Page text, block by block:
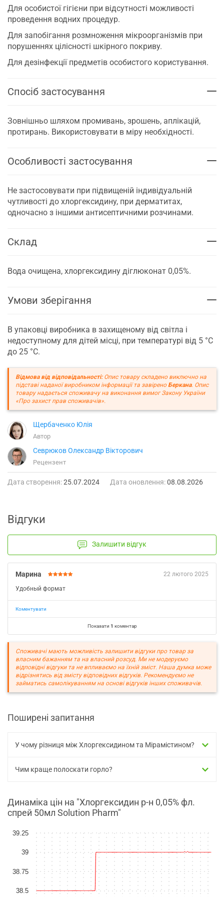
Для особистої гігієни при відсутності можливості
проведення водних процедур.
Для запобігання розмноження мікроорганізмів при
порушеннях цілісності шкірного покриву.
Для дезінфекції предметів особистого користування.
Спосіб застосування
Зовнішньо шляхом промивань, зрошень, аплікацій,
протирань. Використовувати в міру необхідності.
Особливості застосування
Не застосовувати при підвищеній індивідуальній
чутливості до хлоргексидину, при дерматитах,
одночасно з іншими антисептичними розчинами.
Склад
Вода очищена, хлоргексидину діглюконат 0,05%.
Умови зберігання
В упаковці виробника в захищеному від світла і
недоступному для дітей місці, при температурі від 5 °С
до 25 °С.
Відмова від відповідальності:Опис товару складено виключно на
підставі наданої виробником інформації та завірено Беркана. Опис
товару надається споживачу на виконання вимог Закону України
«Про захист прав споживачів».
Щербаченко Юлія
Автор
Севрюков Олександр Вікторович
Рецензент
Дата створення:25.07.2024 Дата оновлення:08.08.2026
Відгуки
Залишити відгук
22 лютого 2025
Марина
Удобный формат
Коментувати
Показати 1 коментар
Споживачі мають можливість залишити відгуки про товар за
власним бажанням та на власний розсуд. Ми не модеруємо
відповідні відгуки та не впливаємо на їхній зміст. Наша думка може
відрізнятись від змісту відповідних відгуків. Рекомендуємо не
займатись самолікуванням на основі відгуків інших споживачів.
Поширені запитання
У чому різниця між Хлоргексидином та Мірамістином?
Чим краще полоскати горло?
Динаміка цін на "Хлоргексидин р-н 0,05% фл.
спрей 50мл Solution Pharm"
39
38.5
38.75
39.25